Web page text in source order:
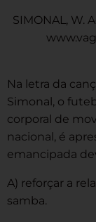
SIMONAL, W.
Na letra da
Simonal, o
corporal de
nacional, é
emancipada
A) reforçar a
samba.